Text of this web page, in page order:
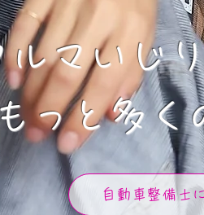
ルマいじ
っと多く
自動車整備士